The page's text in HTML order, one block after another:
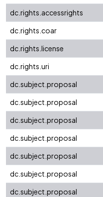
dc.rights.accessrights
dc.rights.coar
dc.rights.license
dc.rights.uri
dc.subject.proposal
dc.subject.proposal
dc.subject.proposal
dc.subject.proposal
dc.subject.proposal
dc.subject.proposal
dc.subject.proposal